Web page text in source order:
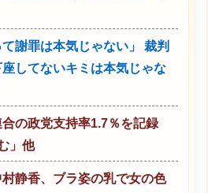
謝罪は本気じゃない」 裁判
してないキミは本気じゃな
合の政党支持率1.7％を記録
」他
村静香、ブラ姿の乳で女の色